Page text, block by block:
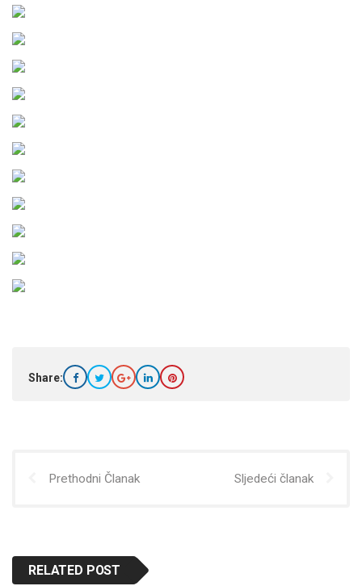
Share:
Prethodni Članak Sljedeći članak
RELATED POST